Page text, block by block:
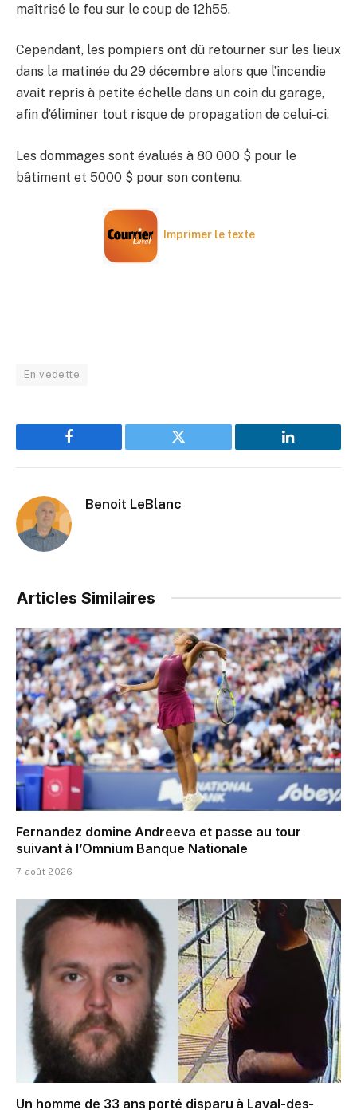
maîtrisé le feu sur le coup de 12h55.
Cependant, les pompiers ont dû retourner sur les lieux
dans la matinée du 29 décembre alors que l’incendie
avait repris à petite échelle dans un coin du garage,
afin d’éliminer tout risque de propagation de celui-ci.
Les dommages sont évalués à 80 000 $ pour le
bâtiment et 5000 $ pour son contenu.
Imprimer le texte
En vedette
Facebook Twitter LinkedIn
Benoit LeBlanc
Articles Similaires
Fernandez domine Andreeva et passe au tour
suivant à l’Omnium Banque Nationale
7 août 2026
Un homme de 33 ans porté disparu à Laval-des-